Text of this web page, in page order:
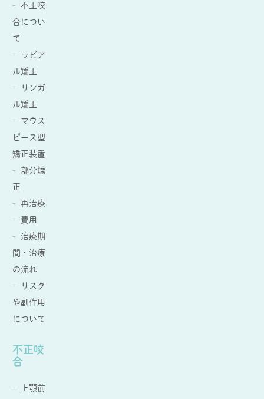
不正咬
合につい
て
ラビア
ル矯正
リンガ
ル矯正
マウス
ピース型
矯正装置
部分矯
正
再治療
費用
治療期
間・治療
の流れ
リスク
や副作用
について
不正咬
合
上顎前